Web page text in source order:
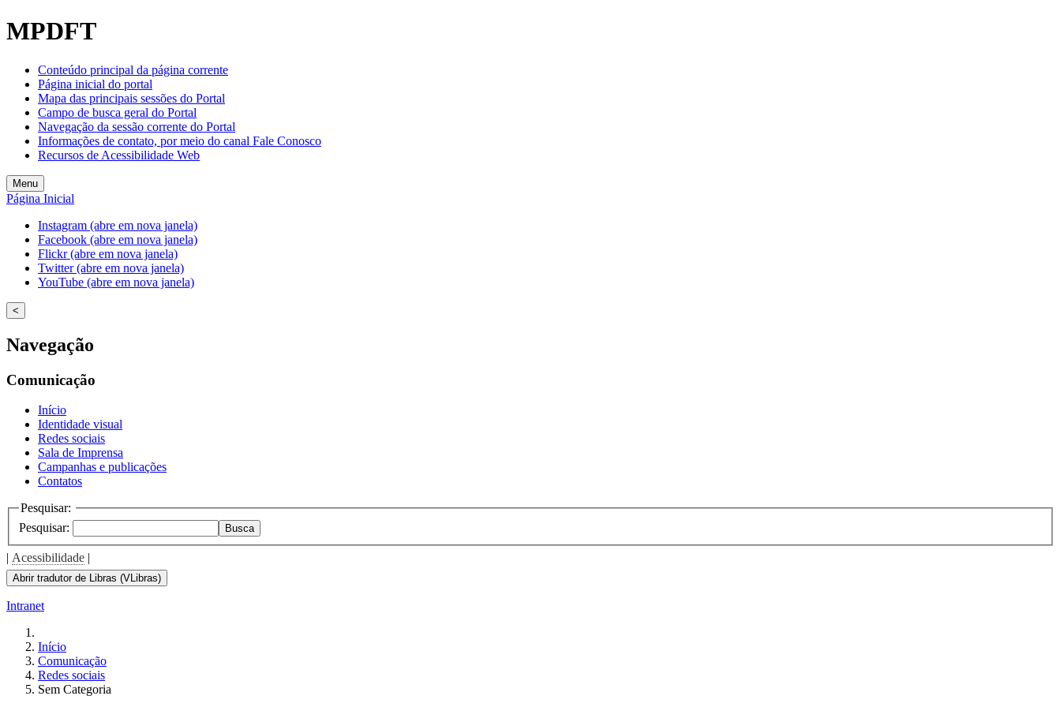
Welcome
to
One
Accessibility
screen
reader.
start
All
in
One
Accessibility
screen
reader,
press
"Ctrl
/".
This
shortcut
activates
screen
help
navigate
interact
the
content.
MPDFT
Conteúdo principal da página corrente
Página inicial do portal
Mapa das principais sessões do Portal
Campo de busca geral do Portal
Navegação da sessão corrente do Portal
Informações de contato, por meio do canal Fale Conosco
Recursos de Acessibilidade Web
Menu
Página Inicial
Instagram (abre em nova janela)
Facebook (abre em nova janela)
Flickr (abre em nova janela)
Twitter (abre em nova janela)
YouTube (abre em nova janela)
<
Navegação
Comunicação
Início
Identidade visual
Redes sociais
Sala de Imprensa
Campanhas e publicações
Contatos
Pesquisar:
Pesquisar:
Busca
| Acessibilidade |
Abrir tradutor de Libras (VLibras)
Intranet
Início
Comunicação
Redes sociais
Sem Categoria